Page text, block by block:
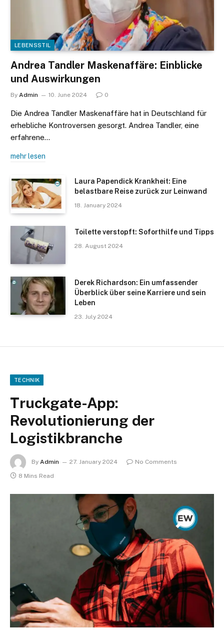
LEBENSSTIL
Andrea Tandler Maskenaffäre: Einblicke
und Auswirkungen
By Admin 10. June 2024 0
Die Andrea Tandler Maskenaffäre hat in Deutschland für
erhebliche Kontroversen gesorgt. Andrea Tandler, eine
erfahrene…
mehr lesen
Laura Papendick Krankheit: Eine
belastbare Reise zurück zur Leinwand
18. January 2024
Toilette verstopft: Soforthilfe und Tipps
28. August 2024
Derek Richardson: Ein umfassender
Überblick über seine Karriere und sein
Leben
23. July 2024
TECHNIK
Truckgate-App:
Revolutionierung der
Logistikbranche
By Admin 27. January 2024
No Comments
8 Mins Read